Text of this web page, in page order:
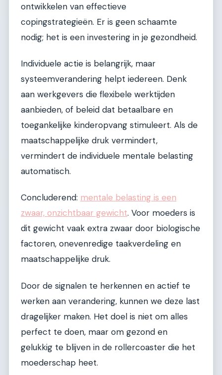
ontwikkelen van effectieve
copingstrategieën. Er is geen schaamte
nodig; het is een investering in je gezondheid.
Individuele actie is belangrijk, maar
systeemverandering helpt iedereen. Denk
aan werkgevers die flexibele werktijden
aanbieden, of beleid dat betaalbare en
toegankelijke kinderopvang stimuleert. Als de
maatschappelijke druk vermindert,
vermindert de individuele mentale belasting
automatisch.
Concluderend: mentale belasting is een
zwaar, onzichtbaar gewicht. Voor moeders is
dit gewicht vaak extra zwaar door biologische
factoren, onevenredige taakverdeling en
maatschappelijke druk.
Door de signalen te herkennen en actief te
werken aan verandering, kunnen we deze last
dragelijker maken. Het doel is niet om alles
perfect te doen, maar om gezond en
gelukkig te blijven in de rollercoaster die het
moederschap heet.